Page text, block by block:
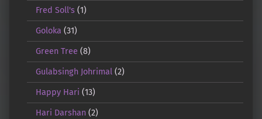
Fred Soll's(1)
Goloka (31)
Green Tree (8)
Gulabsingh Johrimal(2)
Happy Hari (13)
Hari Darshan(2)